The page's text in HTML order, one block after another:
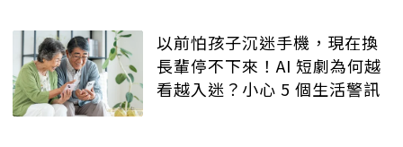
以前怕孩子沉迷手機，現在換
長輩停不下來！AI 短劇為何越
看越入迷？小心 5 個生活警訊